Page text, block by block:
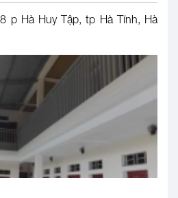
p Hà Huy Tập, tp Hà Tĩnh, Hà